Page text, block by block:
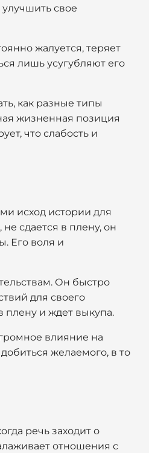
свое
жалуется, теряет
лишь усугубляют его
как разные типы
жизненная позиция
что слабость и
исход истории для
сдается в плену, он
Его воля и
Он быстро
для своего
плену и ждет выкупа.
влияние на
желаемого, в то
речь заходит о
отношения с